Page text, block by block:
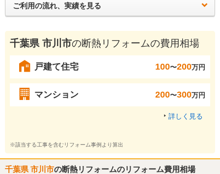
ご利用の流れ、実績を見る
千葉県 市川市の断熱リフォームの費用相場
戸建て住宅 100〜200万円
マンション 200〜300万円
詳しく見る
※該当する工事を含むリフォーム事例より算出
千葉県 市川市の断熱リフォームのリフォーム費用相場